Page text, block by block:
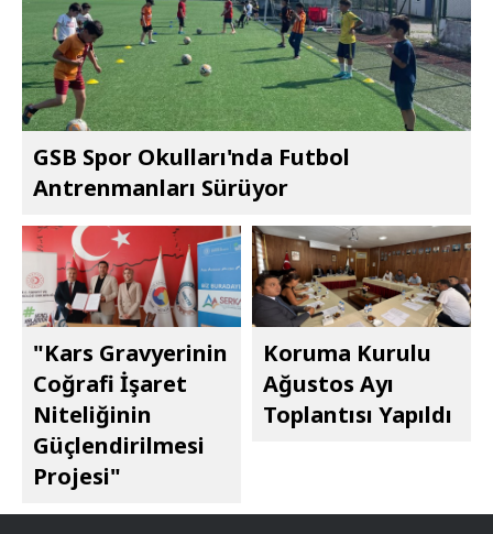
GSB Spor Okulları'nda Futbol
Antrenmanları Sürüyor
"Kars Gravyerinin
Coğrafi İşaret
Niteliğinin
Güçlendirilmesi
Projesi"
Koruma Kurulu
Ağustos Ayı
Toplantısı Yapıldı